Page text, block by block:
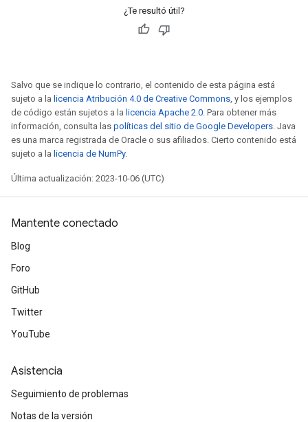
¿Te resultó útil?
Salvo que se indique lo contrario, el contenido de esta página está
sujeto a la licencia Atribución 4.0 de Creative Commons, y los ejemplos
de código están sujetos a la licencia Apache 2.0. Para obtener más
información, consulta las políticas del sitio de Google Developers. Java
es una marca registrada de Oracle o sus afiliados. Cierto contenido está
sujeto a la licencia de NumPy.
Última actualización: 2023-10-06 (UTC)
Mantente conectado
Blog
Foro
GitHub
Twitter
YouTube
Asistencia
Seguimiento de problemas
Notas de la versión